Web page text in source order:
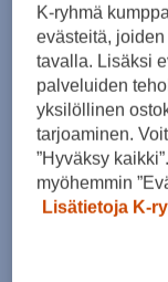
October 2025 (8)
September 2025(5)
August 2025
(6)
July 2025(7)
June 2025(7)
May 2025(6)
April 2025
March 2025 (7)
February 2025(6)
January 2025(8)
K-ryhmä
evästeitä,
tavalla. Lisäksi
palveluiden
yksilöllinen
tarjoaminen.
”Hyväksy
myöhemmin
Lisätietoja K-